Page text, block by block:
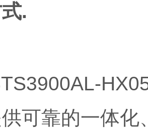
.
可靠的一体